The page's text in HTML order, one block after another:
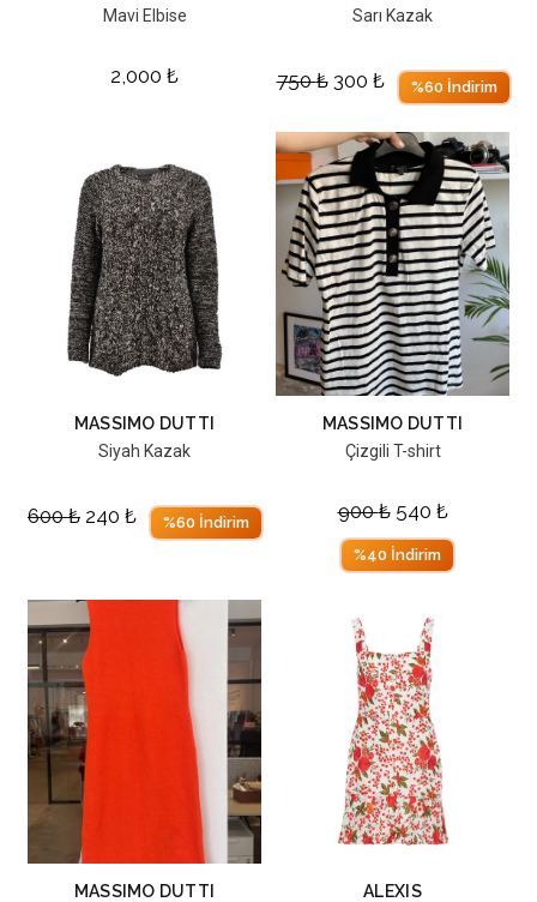
Mavi Elbise
2,000 ₺
Sarı Kazak
750₺ 300 ₺ %60 İndirim
MASSIMO DUTTI
Siyah Kazak
600₺ 240 ₺ %60 İndirim
MASSIMO DUTTI
Çizgili T-shirt
900₺ 540 ₺
%40 İndirim
MASSIMO DUTTI ALEXIS